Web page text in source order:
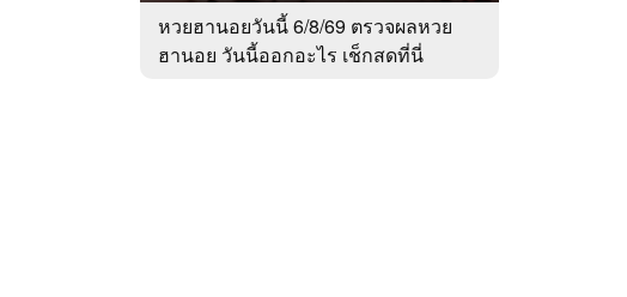
หวยฮานอยวันนี้ 6/8/69 ตรวจผลหวย
ฮานอย วันนี้ออกอะไร เช็กสดที่นี่